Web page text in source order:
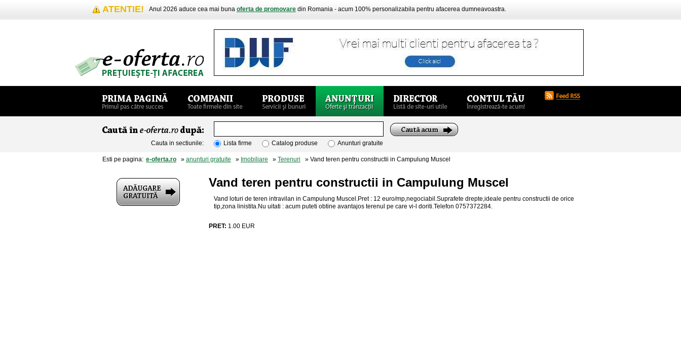
ATENTIE! Anul 2026 aduce cea mai buna oferta de promovare din Romania - acum 100% personalizabila pentru afacerea dumneavoastra.
Cauta in sectiunile: Lista firme Catalog produse Anunturi gratuite
Esti pe pagina: e-oferta.ro » anunturi gratuite » Imobiliare » Terenuri » Vand teren pentru constructii in Campulung Muscel
Vand teren pentru constructii in Campulung Muscel
Vand loturi de teren intravilan in Campulung Muscel.Pret : 12 euro/mp,negociabil.Suprafete drepte,ideale pentru constructii de orice
tip,zona linistita.Nu uitati : acum puteti obtine avantajos terenul pe care vi-l doriti.Telefon 0757372284.
PRET: 1.00 EUR